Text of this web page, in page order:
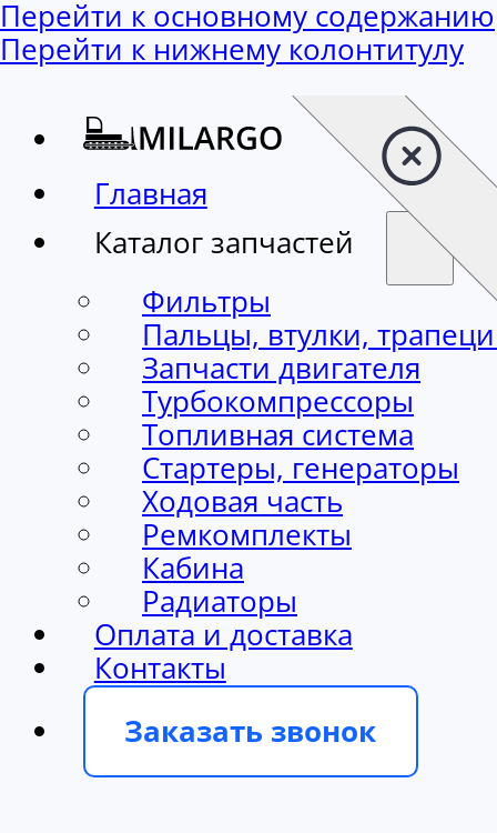
Перейти к основному содержанию
Перейти к нижнему колонтитулу
Главная
Каталог запчастей
Фильтры
Пальцы, втулки,
Запчасти двигателя
Турбокомпрессоры
Топливная система
Стартеры, генераторы
Ходовая часть
Ремкомплекты
Кабина
Радиаторы
Оплата и доставка
Контакты
Заказать звонок